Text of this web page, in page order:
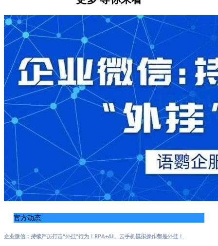
官方动态
企业微信：持续严厉打击“外挂”行为！RPA+AI、云手机模拟操作都是外挂！